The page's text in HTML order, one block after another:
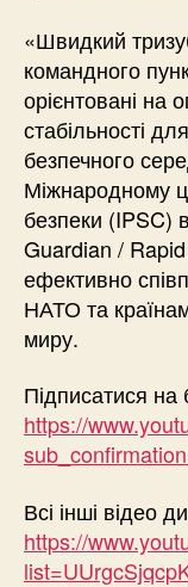
«Швидкий
командного
орієнтовані на
стабільності
безпечного
Міжнародному
безпеки (IPSC)
Guardian / Rapid
ефективно
НАТО та
миру.
Підписатися на
https://
Всі інші відео
https://